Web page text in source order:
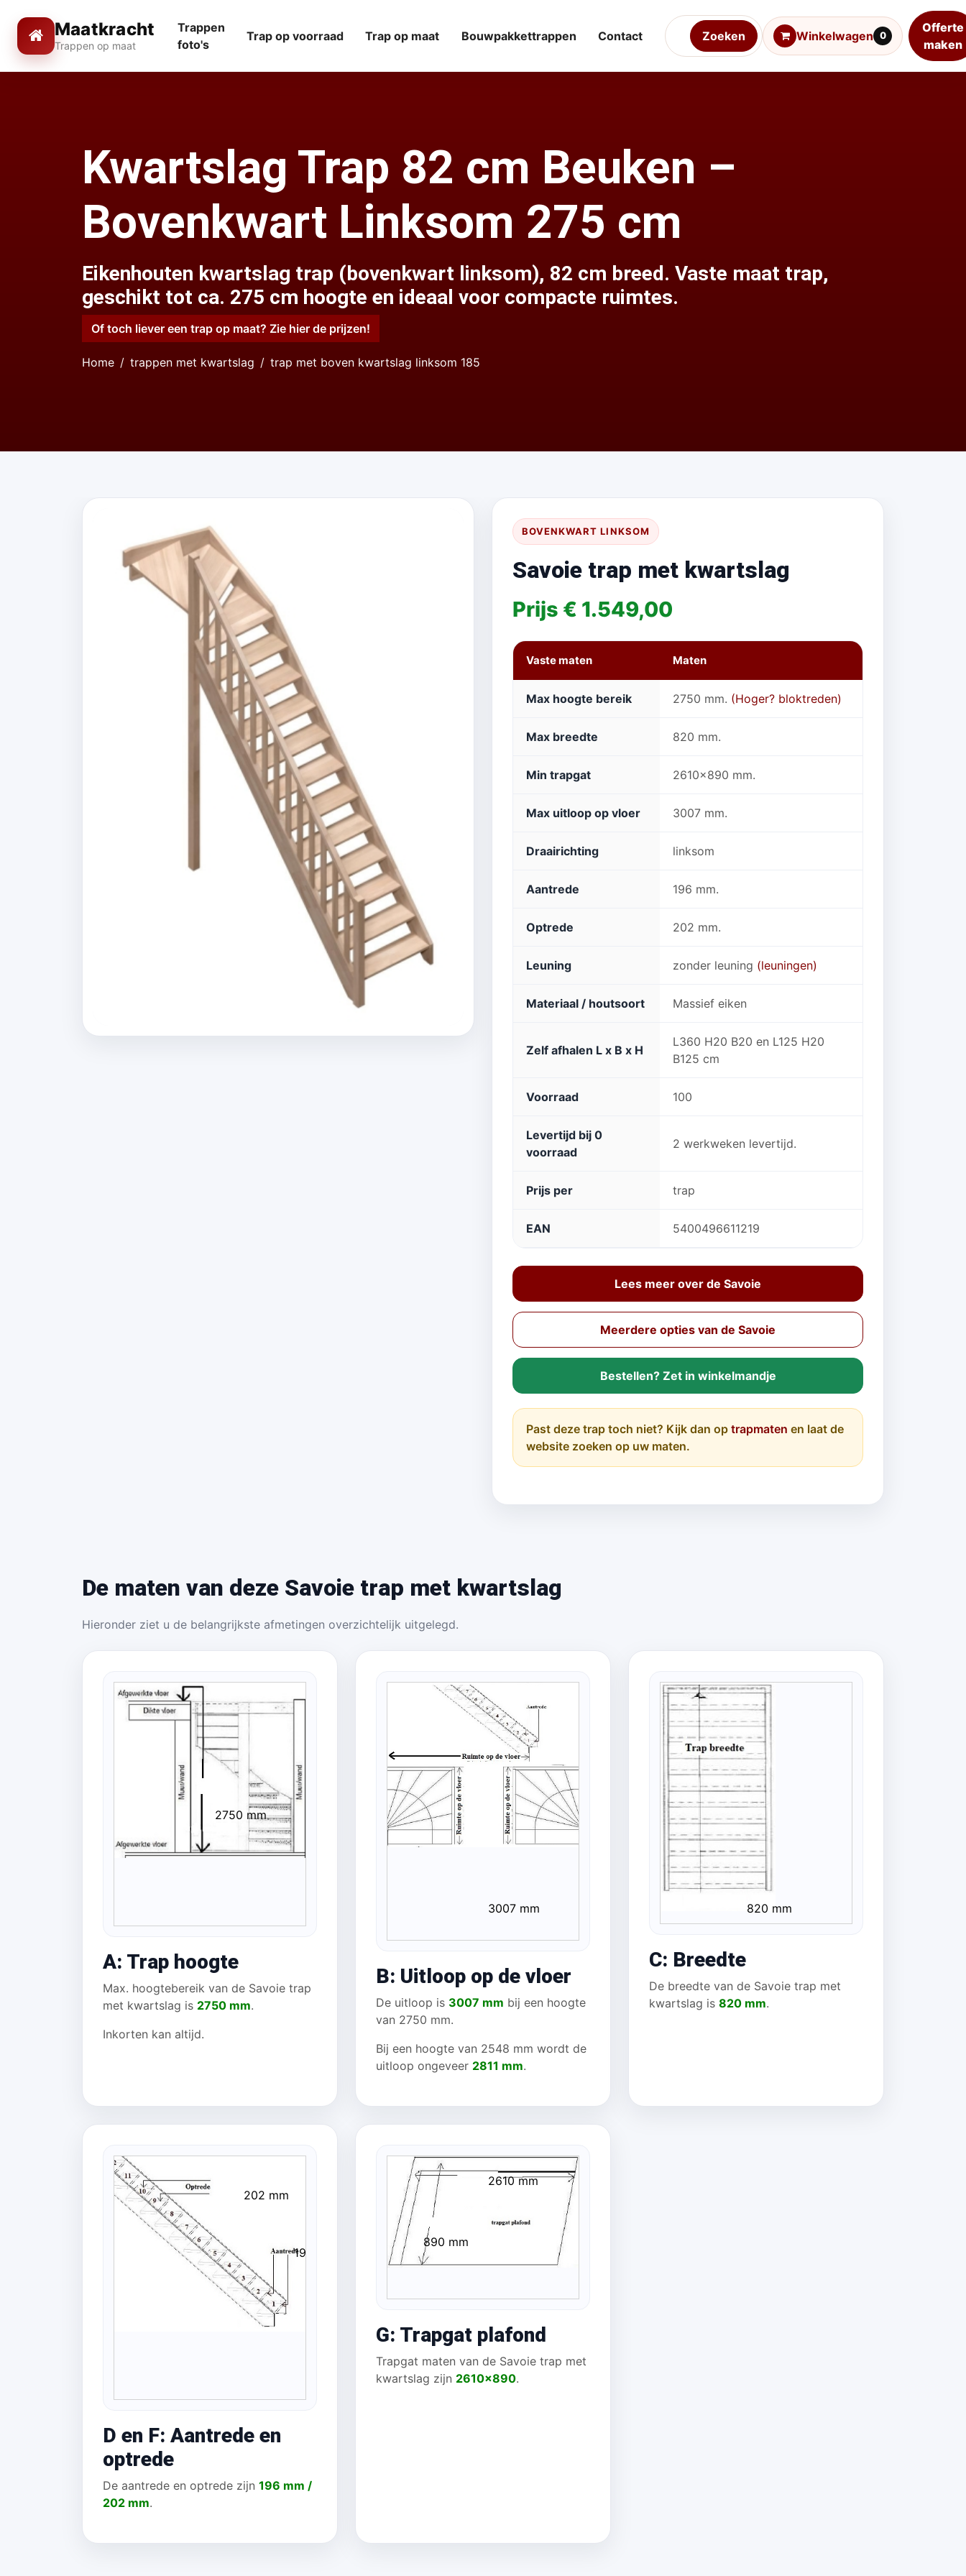
Maatkracht
Trappen op maat
Winkelwagen 0
Offerte
maken
Trappen
foto's
Trap op voorraad Trap op maat Bouwpakkettrappen Contact Zoeken
Kwartslag Trap 82 cm Beuken –
Bovenkwart Linksom 275 cm
Eikenhouten kwartslag trap (bovenkwart linksom), 82 cm breed. Vaste maat trap,
geschikt tot ca. 275 cm hoogte en ideaal voor compacte ruimtes.
Of toch liever een trap op maat? Zie hier de prijzen!
Home trappen met kwartslag trap met boven kwartslag linksom 185
BOVENKWART LINKSOM
Savoie trap met kwartslag
Prijs € 1.549,00
Vaste maten Maten
Max hoogte bereik 2750 mm. (Hoger? bloktreden)
Max breedte 820 mm.
Min trapgat 2610x890 mm.
Max uitloop op vloer 3007 mm.
Draairichting linksom
Aantrede 196 mm.
Optrede 202 mm.
Leuning zonder leuning (leuningen)
Materiaal / houtsoort Massief eiken
Zelf afhalen L x B x H
L360 H20 B20 en L125 H20
B125 cm
Voorraad 100
Levertijd bij 0
voorraad
2 werkweken levertijd.
Prijs per trap
EAN 5400496611219
Lees meer over de Savoie
Meerdere opties van de Savoie
Bestellen? Zet in winkelmandje
Past deze trap toch niet? Kijk dan op trapmaten en laat de
website zoeken op uw maten.
De maten van deze Savoie trap met kwartslag
Hieronder ziet u de belangrijkste afmetingen overzichtelijk uitgelegd.
2750 mm
A: Trap hoogte
Max. hoogtebereik van de Savoie trap
met kwartslag is 2750 mm.
Inkorten kan altijd.
3007 mm
B: Uitloop op de vloer
De uitloop is 3007 mm bij een hoogte
van 2750 mm.
Bij een hoogte van 2548 mm wordt de
uitloop ongeveer 2811 mm.
820 mm
C: Breedte
De breedte van de Savoie trap met
kwartslag is 820 mm.
202 mm
196 mm
D en F: Aantrede en
optrede
De aantrede en optrede zijn 196 mm /
202 mm.
2610 mm
890 mm
G: Trapgat plafond
Trapgat maten van de Savoie trap met
kwartslag zijn 2610x890.